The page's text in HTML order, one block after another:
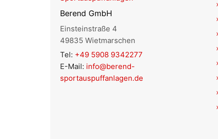
Berend GmbH
Einsteinstraße 4
49835 Wietmarschen
Tel: +49 5908 9342277
E-Mail: info@berend-
sportauspuffanlagen.de